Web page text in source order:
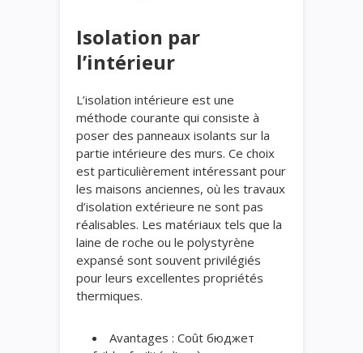
Isolation par
l’intérieur
L’isolation intérieure est une
méthode courante qui consiste à
poser des panneaux isolants sur la
partie intérieure des murs. Ce choix
est particulièrement intéressant pour
les maisons anciennes, où les travaux
d’isolation extérieure ne sont pas
réalisables. Les matériaux tels que la
laine de roche ou le polystyrène
expansé sont souvent privilégiés
pour leurs excellentes propriétés
thermiques.
Avantages : Coût бюджет